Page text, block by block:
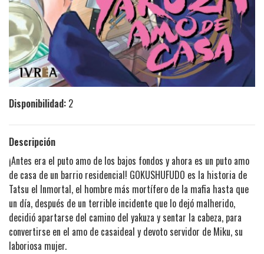
Disponibilidad: 2
Descripción
¡Antes era el puto amo de los bajos fondos y ahora es un puto amo
de casa de un barrio residencial! GOKUSHUFUDO es la historia de
Tatsu el Inmortal, el hombre más mortífero de la mafia hasta que
un día, después de un terrible incidente que lo dejó malherido,
decidió apartarse del camino del yakuza y sentar la cabeza, para
convertirse en el amo de casaideal y devoto servidor de Miku, su
laboriosa mujer.